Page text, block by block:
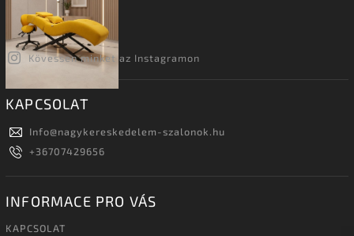
Kövessen minket az Instagramon
KAPCSOLAT
Info@nagykereskedelem-szalonok.hu
+36707429656
INFORMACE PRO VÁS
KAPCSOLAT